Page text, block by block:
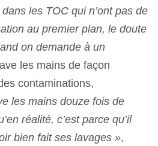
les TOC qui n’ont pas de
au premier plan, le doute
on demande à un
les mains de façon
contaminations,
les mains douze fois de
réalité, c’est parce qu’il
bien fait ses lavages »,